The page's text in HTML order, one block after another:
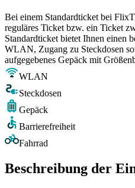
Bei einem Standardticket bei
reguläres Ticket bzw. ein Ticket
Standardticket bietet Ihnen einen
WLAN, Zugang zu Steckdosen
aufgegebenes Gepäck mit
WLAN
Steckdosen
Gepäck
Barrierefreiheit
Fahrrad
Beschreibung der